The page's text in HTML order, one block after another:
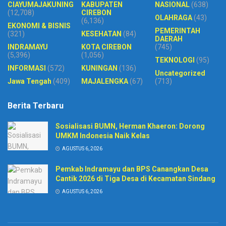
CIAYUMAJAKUNING
(12,708)
EKONOMI & BISNIS
(321)
INDRAMAYU
(5,396)
INFORMASI (572)
Jawa Tengah (409)
KABUPATEN
CIREBON
(6,136)
KESEHATAN (84)
KOTA CIREBON
(1,056)
KUNINGAN (136)
MAJALENGKA(67)
NASIONAL(638)
OLAHRAGA(43)
PEMERINTAH
DAERAH
(745)
TEKNOLOGI (95)
Uncategorized
(713)
Berita Terbaru
Sosialisasi BUMN, Herman Khaeron: Dorong
UMKM Indonesia Naik Kelas
AGUSTUS 6, 2026
Pemkab Indramayu dan BPS Canangkan Desa
Cantik 2026 di Tiga Desa di Kecamatan Sindang
AGUSTUS 6, 2026